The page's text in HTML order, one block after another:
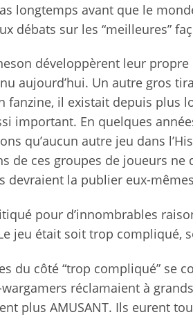
longtemps avant que le
débats sur les “meilleures”
développèrent leur propre
aujourd’hui. Un autre gros
fanzine, il existait depuis plus
important. En quelques
qu’aucun autre jeu dans
de ces groupes de joueurs
devraient la publier eux-
pour d’innombrables
jeu était soit trop compliqué,
du côté “trop compliqué” se
réclamaient à
plus AMUSANT. Ils eurent